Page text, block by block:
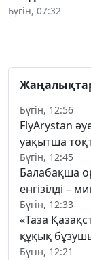
Бүгін, 07:32
Бүгін, 12:56
FlyArystan
уақытша
Бүгін, 12:45
Балабақша
енгізілді –
Бүгін, 12:33
«Таза
құқық
Бүгін, 12:21